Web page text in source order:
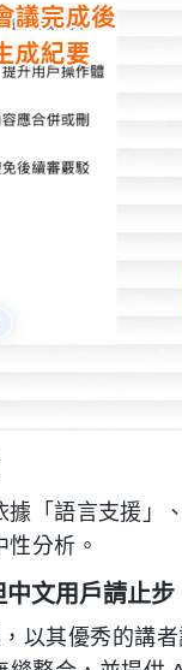
「語言支援」
分析。
文用戶請止步
以其優秀的講